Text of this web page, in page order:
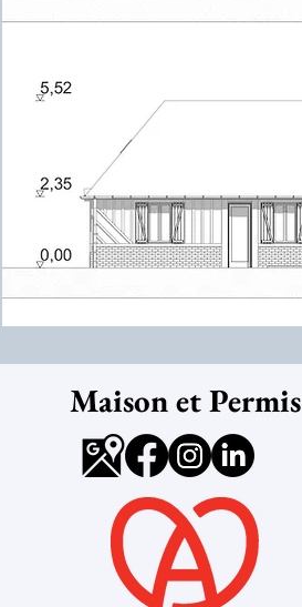
Maison et Permis